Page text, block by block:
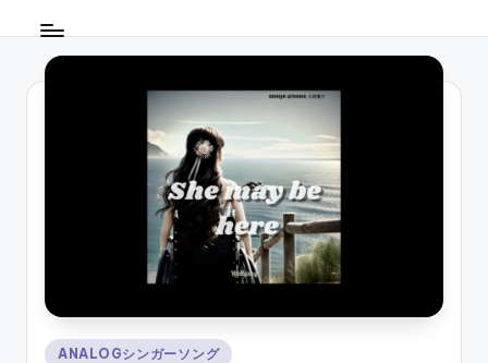
ン
ガ
ー
Posted
ANALOGシンガーソング